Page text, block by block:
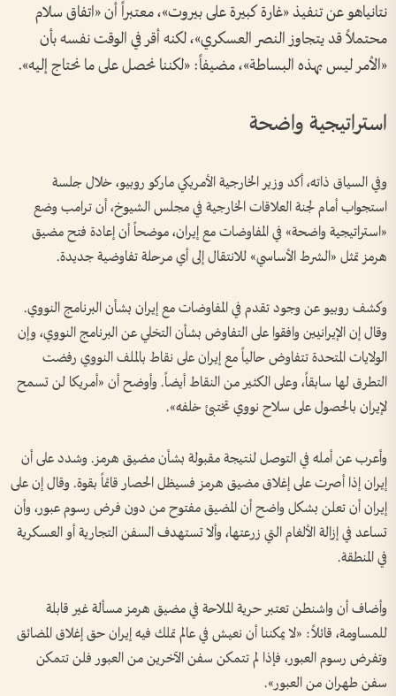
نتانياهو عن تنفيذ «غارة كبيرة على بيروت»، معتبراً أن «اتفاق سلام
محتملاً قد يتجاوز النصر العسكري»، لكنه أقر في الوقت نفسه بأن
«الأمر ليس بهذه البساطة»، مضيفاً: «لكننا نحصل على ما نحتاج إليه».
استراتيجية واضحة
وفي السياق ذاته، أكد وزير الخارجية الأمريكي ماركو روبيو، خلال جلسة
استجواب أمام لجنة العلاقات الخارجية في مجلس الشيوخ، أن ترامب وضع
«استراتيجية واضحة» في المفاوضات مع إيران، موضحاً أن إعادة فتح مضيق
هرمز تمثل «الشرط الأساسي» للانتقال إلى أي مرحلة تفاوضية جديدة.
وكشف روبيو عن وجود تقدم في المفاوضات مع إيران بشأن البرنامج النووي.
وقال إن الإيرانيين وافقوا على التفاوض بشأن التخلي عن البرنامج النووي، وإن
الولايات المتحدة تتفاوض حالياً مع إيران على نقاط بالملف النووي رفضت
التطرق لها سابقاً، وعلى الكثير من النقاط أيضاً. وأوضح أن «أمريكا لن تسمح
لإيران بالحصول على سلاح نووي تختبئ خلفه».
وأعرب عن أمله في التوصل لنتيجة مقبولة بشأن مضيق هرمز. وشدد على أن
إيران إذا أصرت على إغلاق مضيق هرمز فسيظل الحصار قائماً بقوة. وقال إن على
إيران أن تعلن بشكل واضح أن المضيق مفتوح من دون فرض رسوم عبور، وأن
تساعد في إزالة الألغام التي زرعتها، وألا تستهدف السفن التجارية أو العسكرية
في المنطقة.
وأضاف أن واشنطن تعتبر حرية الملاحة في مضيق هرمز مسألة غير قابلة
للمساومة، قائلاً: «لا يمكننا أن نعيش في عالم تملك فيه إيران حق إغلاق المضائق
وتفرض رسوم العبور، فإذا لم تتمكن سفن الآخرين من العبور فلن تتمكن
سفن طهران من العبور».